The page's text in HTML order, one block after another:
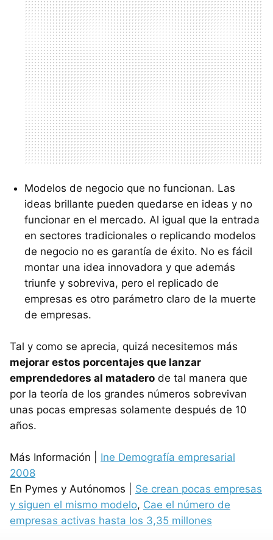
Modelos de negocio que no funcionan. Las
ideas brillante pueden quedarse en ideas y no
funcionar en el mercado. Al igual que la entrada
en sectores tradicionales o replicando modelos
de negocio no es garantía de éxito. No es fácil
montar una idea innovadora y que además
triunfe y sobreviva, pero el replicado de
empresas es otro parámetro claro de la muerte
de empresas.
Tal y como se aprecia, quizá necesitemos más
mejorar estos porcentajes que lanzar
emprendedores al matadero de tal manera que
por la teoría de los grandes números sobrevivan
unas pocas empresas solamente después de 10
años.
Más Información | Ine Demografía empresarial
2008
En Pymes y Autónomos | Se crean pocas empresas
y siguen el mismo modelo, Cae el número de
empresas activas hasta los 3,35 millones